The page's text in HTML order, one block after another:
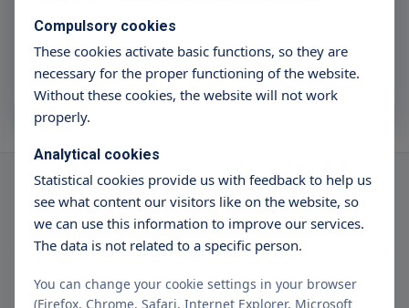
Compulsory cookies
These cookies activate basic functions, so they are
necessary for the proper functioning of the website.
Without these cookies, the website will not work
properly.
Analytical cookies
Statistical cookies provide us with feedback to help us
see what content our visitors like on the website, so
we can use this information to improve our services.
The data is not related to a specific person.
You can change your cookie settings in your browser
(Firefox, Chrome, Safari, Internet Explorer, Microsoft